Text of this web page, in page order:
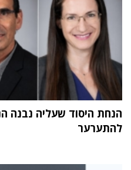
הנחת היסוד שעליה נבנה
להתערער